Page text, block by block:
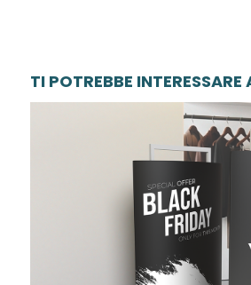
TI POTREBBE INTERESSARE